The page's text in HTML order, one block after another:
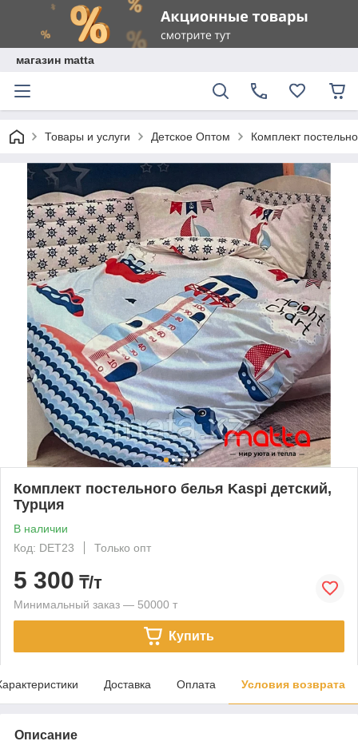
магазин matta
Товары и услуги Детское Оптом Комплект
Комплект постельного белья Kaspi детский,
Турция
В наличии
Код: DET23
Только опт
5 300 ₸/т
Минимальный заказ — 50000 т
Купить
Доставка Оплата Условия возврата
Описание